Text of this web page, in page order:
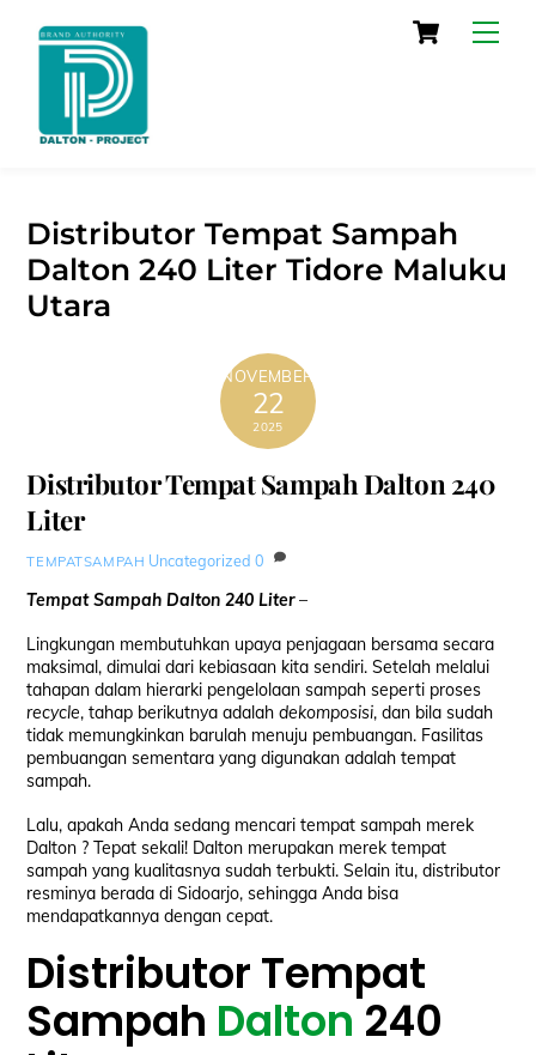
Cart
Distributor Tempat Sampah
Dalton 240 Liter Tidore Maluku
Utara
NOVEMBER
22
2025
Distributor Tempat Sampah Dalton 240
Liter
TEMPATSAMPAH Uncategorized 0
Tempat Sampah Dalton 240 Liter–
Lingkungan membutuhkan upaya penjagaan bersama secara
maksimal, dimulai dari kebiasaan kita sendiri. Setelah melalui
tahapan dalam hierarki pengelolaan sampah seperti proses
recycle, tahap berikutnya adalahdekomposisi, dan bila sudah
tidak memungkinkan barulah menuju pembuangan. Fasilitas
pembuangan sementara yang digunakan adalah tempat
sampah.
Lalu, apakah Anda sedang mencari tempat sampah merek
Dalton ? Tepat sekali! Dalton merupakan merek tempat
sampah yang kualitasnya sudah terbukti. Selain itu, distributor
resminya berada di Sidoarjo, sehingga Anda bisa
mendapatkannya dengan cepat.
Distributor Tempat
Sampah Dalton 240